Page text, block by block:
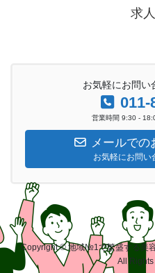
求
お気軽にお問い
011-
営業時間 9:30 -
メールで
お気軽にお問い
Copyright © 地域№1で繁盛する美
All